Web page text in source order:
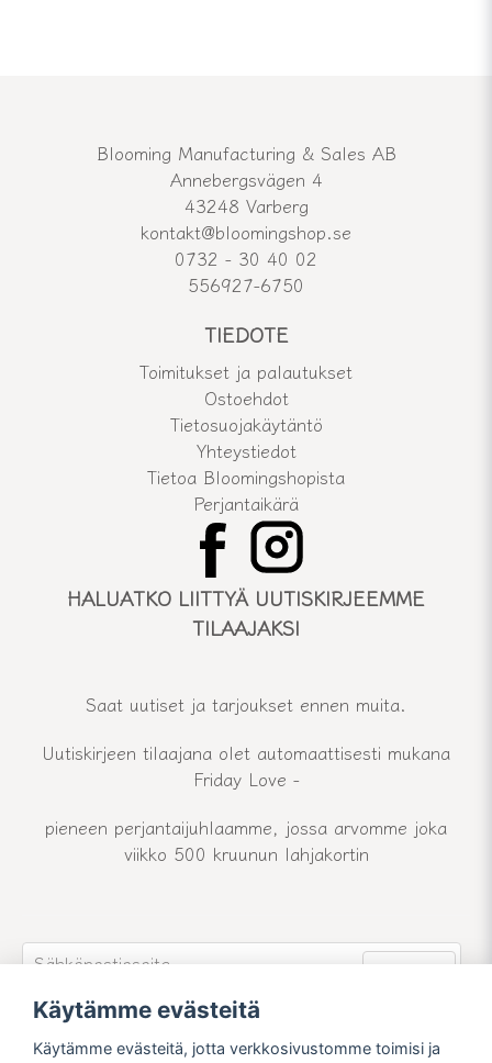
Blooming Manufacturing & Sales AB
Annebergsvägen 4
43248 Varberg
kontakt@bloomingshop.se
0732 - 30 40 02
556927-6750
TIEDOTE
Toimitukset ja palautukset
Ostoehdot
Tietosuojakäytäntö
Yhteystiedot
Tietoa Bloomingshopista
Perjantaikärä
HALUATKO LIITTYÄ UUTISKIRJEEMME
TILAAJAKSI
Saat uutiset ja tarjoukset ennen muita.
Uutiskirjeen tilaajana olet automaattisesti mukana
Friday Love -
pieneen perjantaijuhlaamme, jossa arvomme joka
viikko 500 kruunun lahjakortin
email
Sähköpostiosoite
Liity uutiskirjeemme jäseneksi ja pysy ajan tasalla
uutisistamme ja tarjouksistamme.
Käytämme evästeitä
Käytämme evästeitä, jotta verkkosivustomme toimisi ja